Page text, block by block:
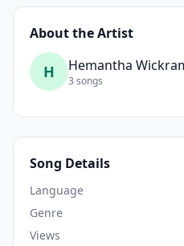
About the Artist
H Hemantha
3 songs
Song Details
Language
Genre
Views